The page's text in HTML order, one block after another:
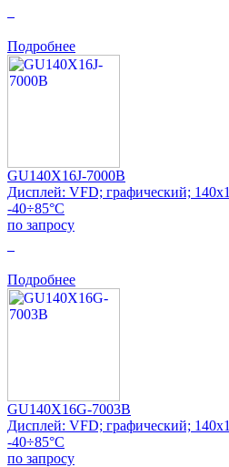
Подробнее
GU140X16J-7000B
Дисплей: VFD; графический;
-40÷85°C
по запросу
Подробнее
GU140X16G-7003B
Дисплей: VFD; графический;
-40÷85°C
по запросу